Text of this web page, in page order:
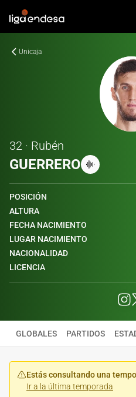
Unicaja
32 · Rubén
GUERRERO
POSICIÓN
ALTURA
FECHA NACIMIENTO
LUGAR NACIMIENTO
NACIONALIDAD
LICENCIA
GLOBALES PARTIDOS
Estás consultando una
Ir a la última temporada